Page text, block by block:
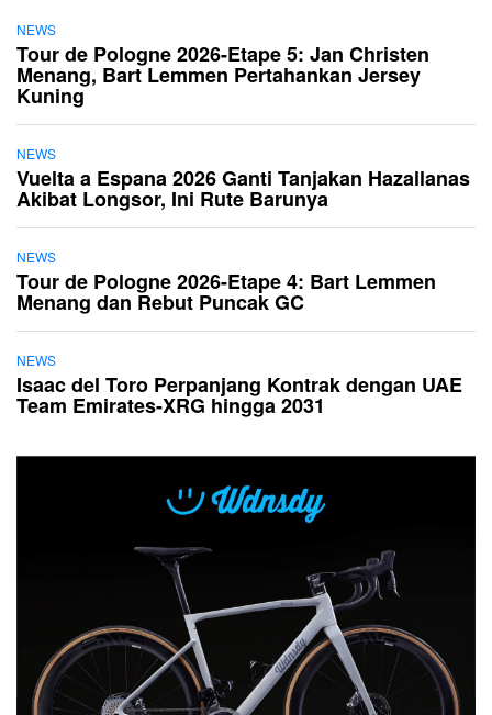
NEWS
Tour de Pologne 2026-Etape 5: Jan Christen
Menang, Bart Lemmen Pertahankan Jersey
Kuning
NEWS
Vuelta a Espana 2026 Ganti Tanjakan Hazallanas
Akibat Longsor, Ini Rute Barunya
NEWS
Tour de Pologne 2026-Etape 4: Bart Lemmen
Menang dan Rebut Puncak GC
NEWS
Isaac del Toro Perpanjang Kontrak dengan UAE
Team Emirates-XRG hingga 2031